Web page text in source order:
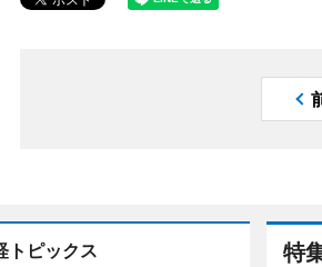
特
トピックス